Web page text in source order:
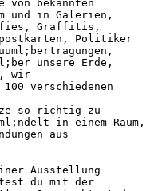
von bekannten
und in Galerien,
Graffitis,
Politiker
unsere Erde,
wir
verschiedenen
so richtig zu
in einem Raum,
aus
Ausstellung
du mit der